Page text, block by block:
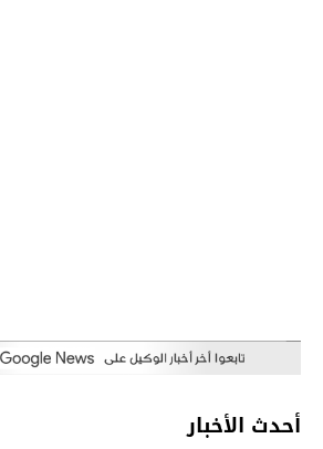
أحدث الأخبار